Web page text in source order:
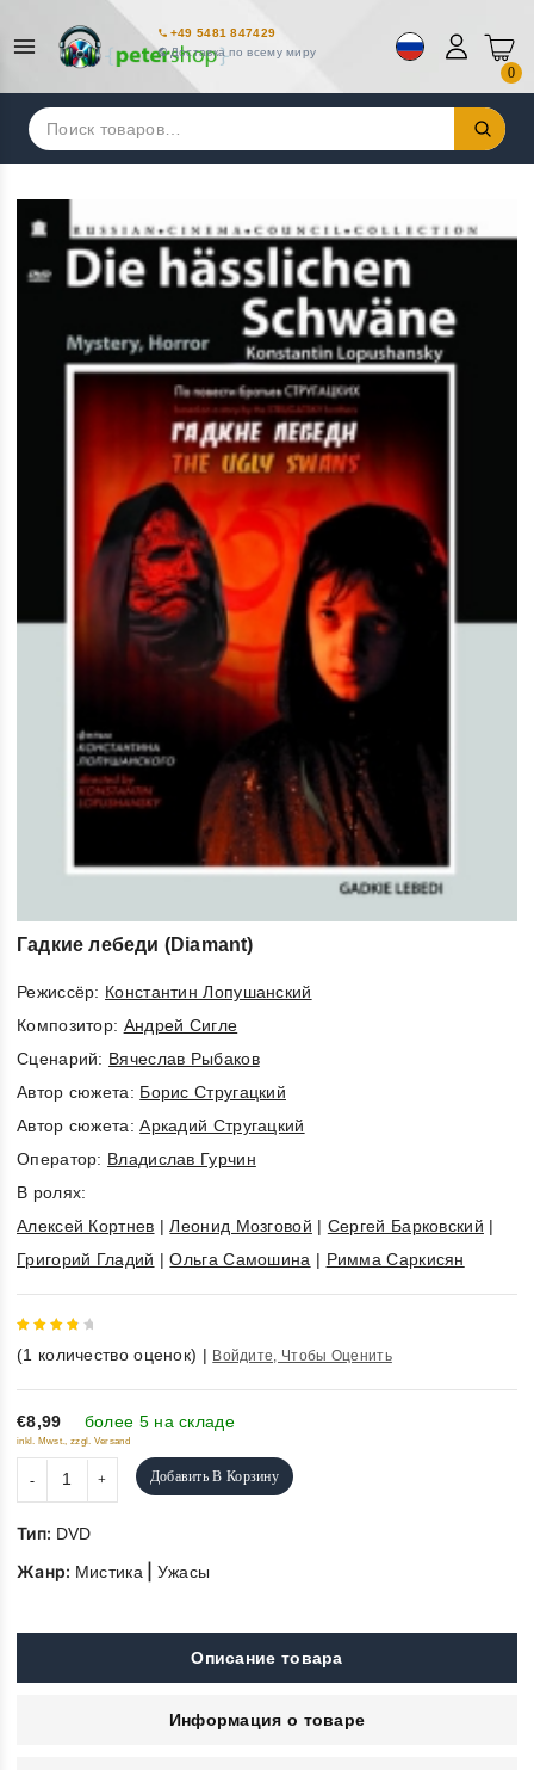
+49 5481 847429
Доставка по всему миру
0
Искать:
Гадкие лебеди (Diamant)
Режиссёр: Константин Лопушанский
Композитор: Андрей Сигле
Cценарий: Вячеслав Рыбаков
Автор сюжета: Борис Стругацкий
Автор сюжета:Аркадий Стругацкий
Оператор: Владислав Гурчин
В ролях:
Алексей Кортнев |Леонид Мозговой | Сергей Барковский |
Григорий Гладий |Ольга Самошина | Римма Саркисян
of 5
(1 количество оценок) | Войдите, Чтобы Оценить
€8,99 более 5 на складе
inkl. Mwst., zzgl. Versand
Добавить В Корзину
Тип: DVD
Жанр: Мистика Ужасы
Описание товара
Информация о товаре